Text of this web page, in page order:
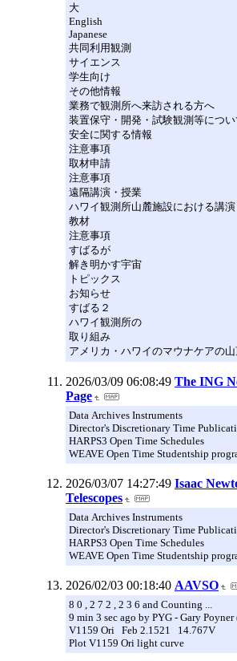
大
English
Japanese
共同利用観測
サイエンス
学生向け
その他情報
業務で観測所へ来訪される方へ
装置保守・開発・試験観測等につい
安全に関する情報
注意事項
取材申請
注意事項
遠隔講演・授業
ハワイ観測所山麓施設における講
教材
注意事項
すばるが
解き明かす宇宙
トピックス
お知らせ
すばる２
ハワイ観測所の
取り組み
アメリカ・ハワイのマウナケアの
2026/03/09 06:08:49 The ING
Page
Data Archives Instruments
Director's Discretionary Time
HARPS3 Open Time Schedules
WEAVE Open Time Studentship
2026/03/07 14:27:49 Isaac
Telescopes
Data Archives Instruments
Director's Discretionary Time
HARPS3 Open Time Schedules
WEAVE Open Time Studentship
2026/02/03 00:18:40 AAVSO
8 0 , 2 7 2 , 2 3 6 and Counting ...
9 min 3 sec ago by PYG - Gary Poyner
V1159 Ori Feb 2.1521 14.767V
Plot V1159 Ori light curve